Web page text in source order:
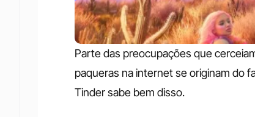
Parte das preocupações que
paqueras na internet se originam do
Tinder sabe bem disso.